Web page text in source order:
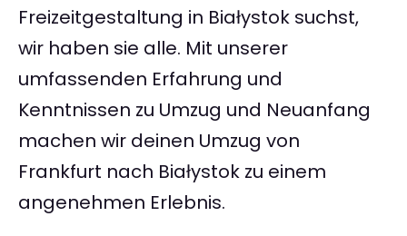
Freizeitgestaltung in Białystok suchst,
wir haben sie alle. Mit unserer
umfassenden Erfahrung und
Kenntnissen zu Umzug und Neuanfang
machen wir deinen Umzug von
Frankfurt nach Białystok zu einem
angenehmen Erlebnis.